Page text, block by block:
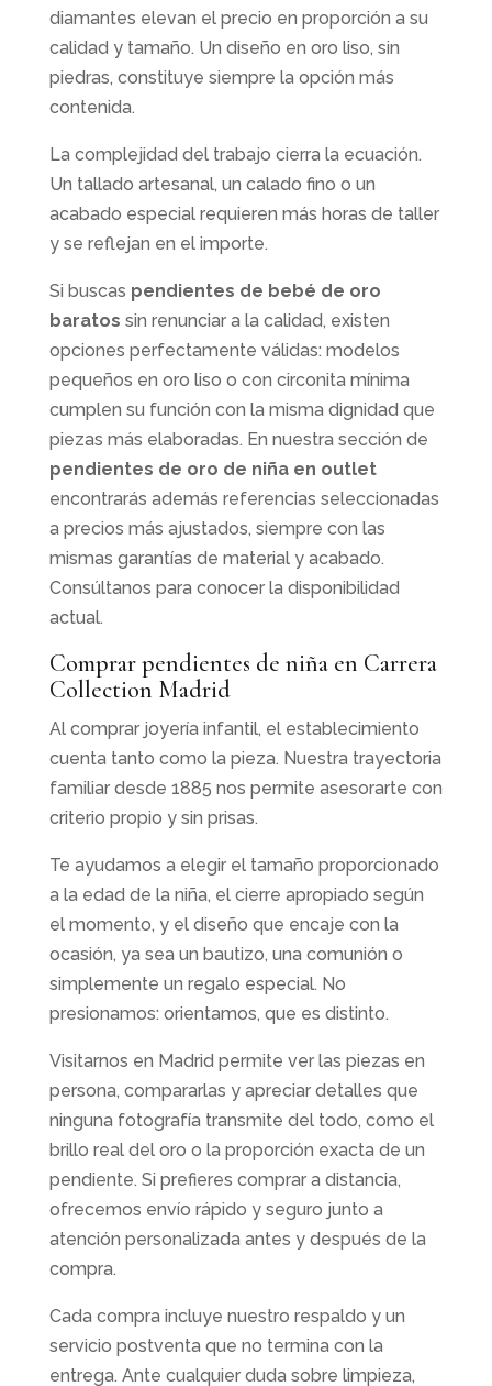
diamantes elevan el precio en proporción a su
calidad y tamaño. Un diseño en oro liso, sin
piedras, constituye siempre la opción más
contenida.
La complejidad del trabajo cierra la ecuación.
Un tallado artesanal, un calado fino o un
acabado especial requieren más horas de taller
y se reflejan en el importe.
Si buscas pendientes de bebé de oro
baratos sin renunciar a la calidad, existen
opciones perfectamente válidas: modelos
pequeños en oro liso o con circonita mínima
cumplen su función con la misma dignidad que
piezas más elaboradas. En nuestra sección de
pendientes de oro de niña en outlet
encontrarás además referencias seleccionadas
a precios más ajustados, siempre con las
mismas garantías de material y acabado.
Consúltanos para conocer la disponibilidad
actual.
Comprar pendientes de niña en Carrera
Collection Madrid
Al comprar joyería infantil, el establecimiento
cuenta tanto como la pieza. Nuestra trayectoria
familiar desde 1885 nos permite asesorarte con
criterio propio y sin prisas.
Te ayudamos a elegir el tamaño proporcionado
a la edad de la niña, el cierre apropiado según
el momento, y el diseño que encaje con la
ocasión, ya sea un bautizo, una comunión o
simplemente un regalo especial. No
presionamos: orientamos, que es distinto.
Visitarnos en Madrid permite ver las piezas en
persona, compararlas y apreciar detalles que
ninguna fotografía transmite del todo, como el
brillo real del oro o la proporción exacta de un
pendiente. Si prefieres comprar a distancia,
ofrecemos envío rápido y seguro junto a
atención personalizada antes y después de la
compra.
Cada compra incluye nuestro respaldo y un
servicio postventa que no termina con la
entrega. Ante cualquier duda sobre limpieza,